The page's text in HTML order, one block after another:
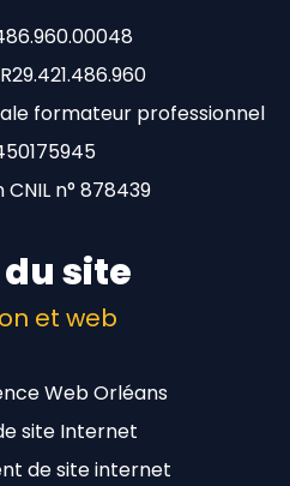
formateur professionnel
n° 878439
site
et web
Web Orléans
site Internet
de site internet